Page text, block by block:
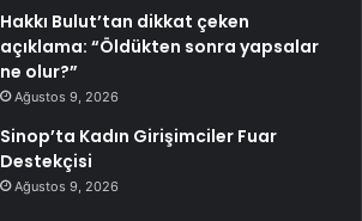
Hakkı Bulut’tan dikkat çeken
açıklama: “Öldükten sonra yapsalar
ne olur?”
Ağustos 9, 2026
Sinop’ta Kadın Girişimciler Fuar
Destekçisi
Ağustos 9, 2026